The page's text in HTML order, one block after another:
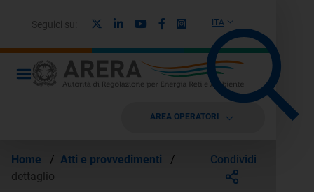
ITA
Seguici su: LinkedinYoutubeFacebook
Instagram
AREA OPERATORI
Home / Atti e provvedimenti
/
dettaglio
Condividi